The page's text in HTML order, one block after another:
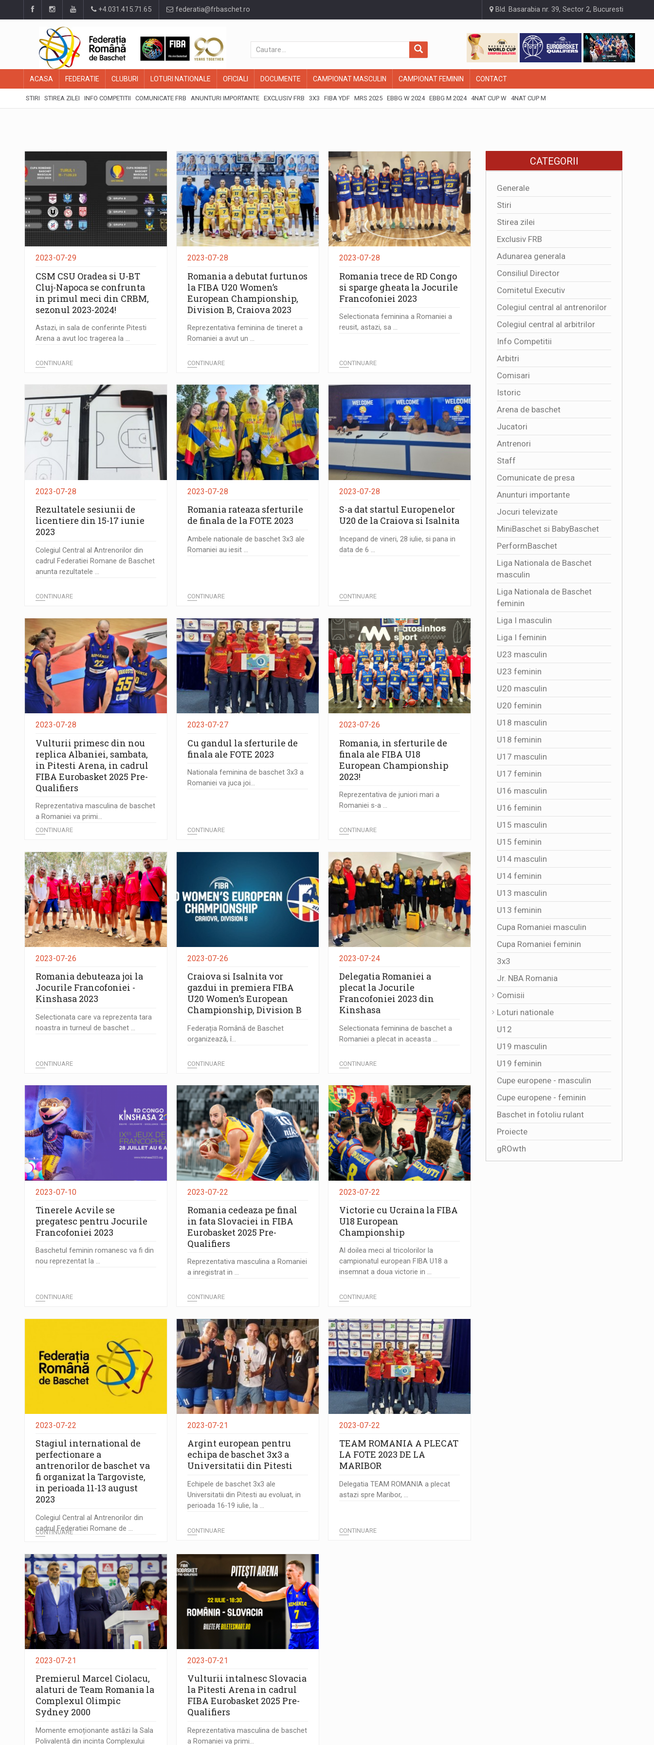
+4.031.415.71.65 federatia@frbaschet.ro Bld. Basarabia nr. 39, Sector 2, Bucuresti
ACASA FEDERATIE CLUBURI LOTURI NATIONALE OFICIALI DOCUMENTE CAMPIONAT MASCULIN CAMPIONAT FEMININ CONTACT
STIRI STIREA ZILEI INFO COMPETITII COMUNICATE FRB ANUNTURI IMPORTANTE EXCLUSIV FRB 3X3 FIBA YDF MRS 2025 EBBG W 2024 EBBG M 2024 4NAT CUP W 4NAT CUP M
2023-07-29
CSM CSU Oradea si U-BT
Cluj-Napoca se confrunta
in primul meci din CRBM,
sezonul 2023-2024!
Astazi, in sala de conferinte Pitesti
Arena a avut loc tragerea la ...
CONTINUARE
2023-07-28
Romania a debutat furtunos
la FIBA U20 Women’s
European Championship,
Division B, Craiova 2023
Reprezentativa feminina de tineret a
Romaniei a avut un ...
CONTINUARE
2023-07-28
Romania trece de RD Congo
si sparge gheata la Jocurile
Francofoniei 2023
Selectionata feminina a Romaniei a
reusit, astazi, sa ...
CONTINUARE
2023-07-28
Rezultatele sesiunii de
licentiere din 15-17 iunie
2023
Colegiul Central al Antrenorilor din
cadrul Federatiei Romane de Baschet
anunta rezultatele ...
CONTINUARE
2023-07-28
Romania rateaza sferturile
de finala de la FOTE 2023
Ambele nationale de baschet 3x3 ale
Romaniei au iesit ...
CONTINUARE
2023-07-28
S-a dat startul Europenelor
U20 de la Craiova si Isalnita
Incepand de vineri, 28 iulie, si pana in
data de 6 ...
CONTINUARE
2023-07-28
Vulturii primesc din nou
replica Albaniei, sambata,
in Pitesti Arena, in cadrul
FIBA Eurobasket 2025 Pre-
Qualifiers
Reprezentativa masculina de baschet
a Romaniei va primi...
CONTINUARE
2023-07-27
Cu gandul la sferturile de
finala ale FOTE 2023
Nationala feminina de baschet 3x3 a
Romaniei va juca joi...
CONTINUARE
2023-07-26
Romania, in sferturile de
finala ale FIBA U18
European Championship
2023!
Reprezentativa de juniori mari a
Romaniei s-a ...
CONTINUARE
2023-07-26
Romania debuteaza joi la
Jocurile Francofoniei -
Kinshasa 2023
Selectionata care va reprezenta tara
noastra in turneul de baschet ...
CONTINUARE
2023-07-26
Craiova si Isalnita vor
gazdui in premiera FIBA
U20 Women’s European
Championship, Division B
Federația Română de Baschet
organizează, î...
CONTINUARE
2023-07-24
Delegatia Romaniei a
plecat la Jocurile
Francofoniei 2023 din
Kinshasa
Selectionata feminina de baschet a
Romaniei a plecat in aceasta ...
CONTINUARE
2023-07-10
Tinerele Acvile se
pregatesc pentru Jocurile
Francofoniei 2023
Baschetul feminin romanesc va fi din
nou reprezentat la ...
CONTINUARE
2023-07-22
Romania cedeaza pe final
in fata Slovaciei in FIBA
Eurobasket 2025 Pre-
Qualifiers
Reprezentativa masculina a Romaniei
a inregistrat in ...
CONTINUARE
2023-07-22
Victorie cu Ucraina la FIBA
U18 European
Championship
Al doilea meci al tricolorilor la
campionatul european FIBA U18 a
insemnat a doua victorie in ...
CONTINUARE
2023-07-22
Stagiul international de
perfectionare a
antrenorilor de baschet va
fi organizat la Targoviste,
in perioada 11-13 august
2023
Colegiul Central al Antrenorilor din
cadrul Federatiei Romane de ...
CONTINUARE
2023-07-21
Argint european pentru
echipa de baschet 3x3 a
Universitatii din Pitesti
Echipele de baschet 3x3 ale
Universitatii din Pitesti au evoluat, in
perioada 16-19 iulie, la ...
CONTINUARE
2023-07-22
TEAM ROMANIA A PLECAT
LA FOTE 2023 DE LA
MARIBOR
Delegatia TEAM ROMANIA a plecat
astazi spre Maribor, ...
CONTINUARE
2023-07-21
Premierul Marcel Ciolacu,
alaturi de Team Romania la
Complexul Olimpic
Sydney 2000
Momente emoționante astăzi la Sala
Polivalentă din incinta Complexului
2023-07-21
Vulturii intalnesc Slovacia
la Pitesti Arena in cadrul
FIBA Eurobasket 2025 Pre-
Qualifiers
Reprezentativa masculina de baschet
a Romaniei va primi...
CATEGORII
Generale
Stiri
Stirea zilei
Exclusiv FRB
Adunarea generala
Consiliul Director
Comitetul Executiv
Colegiul central al antrenorilor
Colegiul central al arbitrilor
Info Competitii
Arbitri
Comisari
Istoric
Arena de baschet
Jucatori
Antrenori
Staff
Comunicate de presa
Anunturi importante
Jocuri televizate
MiniBaschet si BabyBaschet
PerformBaschet
Liga Nationala de Baschet
masculin
Liga Nationala de Baschet
feminin
Liga I masculin
Liga I feminin
U23 masculin
U23 feminin
U20 masculin
U20 feminin
U18 masculin
U18 feminin
U17 masculin
U17 feminin
U16 masculin
U16 feminin
U15 masculin
U15 feminin
U14 masculin
U14 feminin
U13 masculin
U13 feminin
Cupa Romaniei masculin
Cupa Romaniei feminin
3x3
Jr. NBA Romania
Comisii
Loturi nationale
U12
U19 masculin
U19 feminin
Cupe europene - masculin
Cupe europene - feminin
Baschet in fotoliu rulant
Proiecte
gROwth